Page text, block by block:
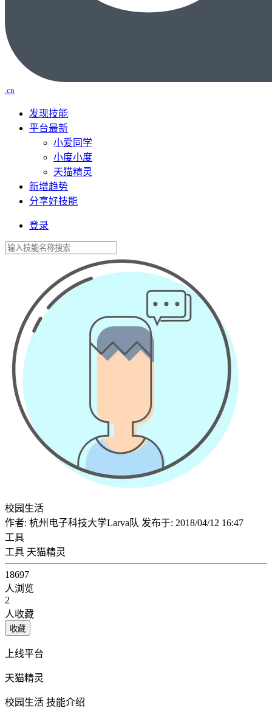
.cn
发现技能
平台最新
小爱同学
小度小度
天猫精灵
新增趋势
分享好技能
登录
校园生活
作者: 杭州电子科技大学Larva队 发布于: 2018/04/12 16:47
工具
工具 天猫精灵
18697
人浏览
2
人收藏
收藏
上线平台
天猫精灵
校园生活 技能介绍